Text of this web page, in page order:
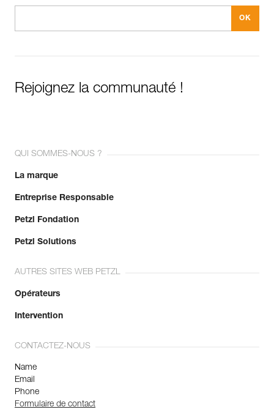
Rejoignez la communauté !
QUI SOMMES-NOUS ?
La marque
Entreprise Responsable
Petzl Fondation
Petzl Solutions
AUTRES SITES WEB PETZL
Opérateurs
Intervention
CONTACTEZ-NOUS
Name
Email
Phone
Formulaire de contact